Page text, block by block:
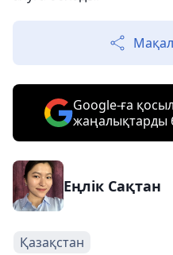
Google-ға
жаңалықтарды
Еңлік Сақтан
Қазақстан